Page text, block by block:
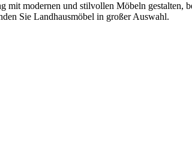
mit modernen und stilvollen Möbeln
Sie Landhausmöbel in großer Auswahl.